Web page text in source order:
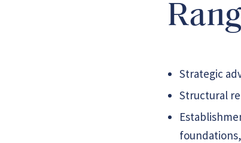
Strategic
Structural